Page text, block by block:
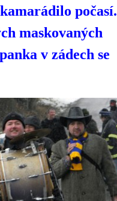
počasí.
maskovaných
v zádech se